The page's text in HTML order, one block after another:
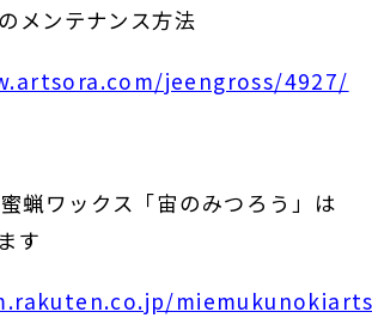
メンテナンス⽅法
jeengross/4927/
蝋ワックス「宙のみつろう」は
す